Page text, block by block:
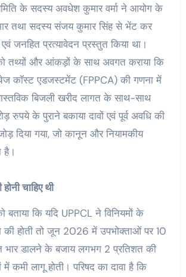
के सदस्य अवधेश कुमार वर्मा ने आयोग के
तथा सदस्य संजय कुमार सिंह से भेंट कर
जनहित प्रत्यावेदन प्रस्तुत किया था।
तथ्यों और आंकड़ों के साथ अवगत कराया कि
कॉस्ट एडजस्टमेंट (FPPCA) की गणना में
बिजली खरीद लागत के साथ-साथ
रुपये के पुराने बकाया दावों एवं पूर्व अवधि की
दिया गया, जो कानून और नियामकीय
है।
चाहिए थी
बताया कि यदि UPPCL ने विनियमों के
होती तो जून 2026 में उपभोक्ताओं पर 10
भार डालने के बजाय लगभग 2 प्रतिशत की
कमी लागू होती। परिषद का दावा है कि